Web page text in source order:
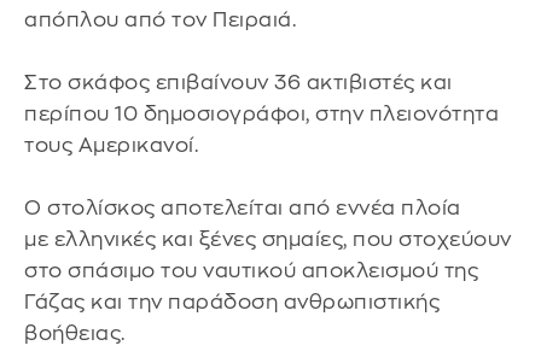
απόπλου από τον Πειραιά.
Στο σκάφος επιβαίνουν 36 ακτιβιστές και
περίπου 10 δημοσιογράφοι, στην πλειονότητα
τους Αμερικανοί.
Ο στολίσκος αποτελείται από εννέα πλοία
με ελληνικές και ξένες σημαίες, που στοχεύουν
στο σπάσιμο του ναυτικού αποκλεισμού της
Γάζας και την παράδοση ανθρωπιστικής
βοήθειας.